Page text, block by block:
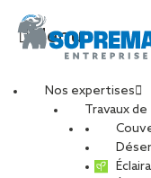
Menu
Nos expertises
Travaux